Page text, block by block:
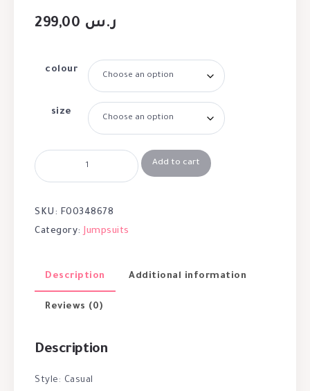
ر.س
colour
size
Add to cart
SKU: F00348678
Category: Jumpsuits
Description Additional information
Reviews (0)
Description
Style: Casual